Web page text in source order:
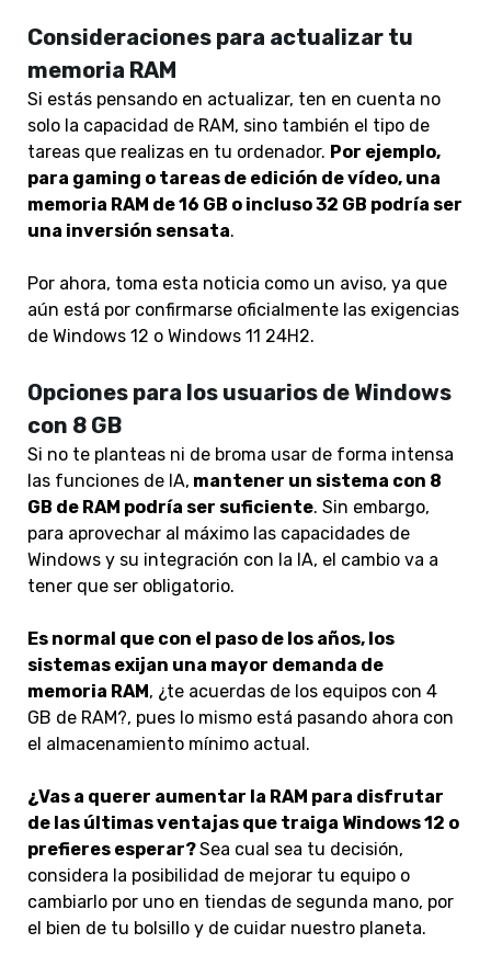
Consideraciones para actualizar tu
memoria RAM
Si estás pensando en actualizar, ten en cuenta no
solo la capacidad de RAM, sino también el tipo de
tareas que realizas en tu ordenador. Por ejemplo,
para gaming o tareas de edición de vídeo, una
memoria RAM de 16 GB o incluso 32 GB podría ser
una inversión sensata.
Por ahora, toma esta noticia como un aviso, ya que
aún está por confirmarse oficialmente las exigencias
de Windows 12 o Windows 11 24H2.
Opciones para los usuarios de Windows
con 8 GB
Si no te planteas ni de broma usar de forma intensa
las funciones de IA, mantener un sistema con 8
GB de RAM podría ser suficiente. Sin embargo,
para aprovechar al máximo las capacidades de
Windows y su integración con la IA, el cambio va a
tener que ser obligatorio.
Es normal que con el paso de los años, los
sistemas exijan una mayor demanda de
memoria RAM , ¿te acuerdas de los equipos con 4
GB de RAM?, pues lo mismo está pasando ahora con
el almacenamiento mínimo actual.
¿Vas a querer aumentar la RAM para disfrutar
de las últimas ventajas que traiga Windows 12 o
prefieres esperar?Sea cual sea tu decisión,
considera la posibilidad de mejorar tu equipo o
cambiarlo por uno en tiendas de segunda mano, por
el bien de tu bolsillo y de cuidar nuestro planeta.